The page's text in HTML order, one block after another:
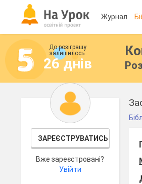
Журнал
До розіграшу
залишилось:
26 днів
ЗАРЕЄСТРУВАТИСЬ
Вже зареєстровані?
Увійти